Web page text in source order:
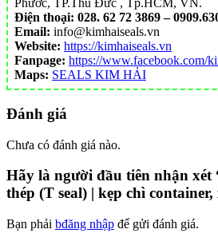
Phước, TP.Thủ Đức , Tp.HCM, VN.
Điện thoại: 028. 62 72 3869 –
Email: info@kimhaiseals.vn
Website: https://kimhaiseals.vn
Fanpage: https://www.facebook.com/
Maps: SEALS KIM HẢI
Đánh giá
Chưa có đánh giá nào.
Hãy là người đầu tiên nhận xét
thép (T seal) | kẹp chì container,
Bạn phải bđăng nhập để gửi đánh giá.